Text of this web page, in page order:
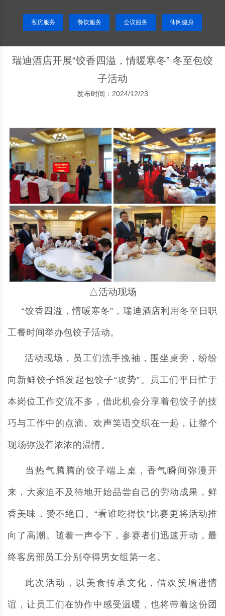
客房服务 餐饮服务 会议服务 休闲健身
瑞迪酒店开展“饺香四溢，情暖寒冬” 冬至包饺
子活动
发布时间：2024/12/23
△活动现场
“饺香四溢，情暖寒冬”，瑞迪酒店利用冬至日职
工餐时间举办包饺子活动。
活动现场，员工们洗手挽袖，围坐桌旁，纷纷
向新鲜饺子馅发起包饺子“攻势”。员工们平日忙于
本岗位工作交流不多，借此机会分享着包饺子的技
巧与工作中的点滴。欢声笑语交织在一起，让整个
现场弥漫着浓浓的温情。
当热气腾腾的饺子端上桌，香气瞬间弥漫开
来，大家迫不及待地开始品尝自己的劳动成果，鲜
香美味，赞不绝口。“看谁吃得快”比赛更将活动推
向了高潮。随着一声令下，参赛者们迅速开动，最
终客房部员工分别夺得男女组第一名。
此次活动，以美食传承文化，借欢笑增进情
谊，让员工们在协作中感受温暖，也将带着这份团